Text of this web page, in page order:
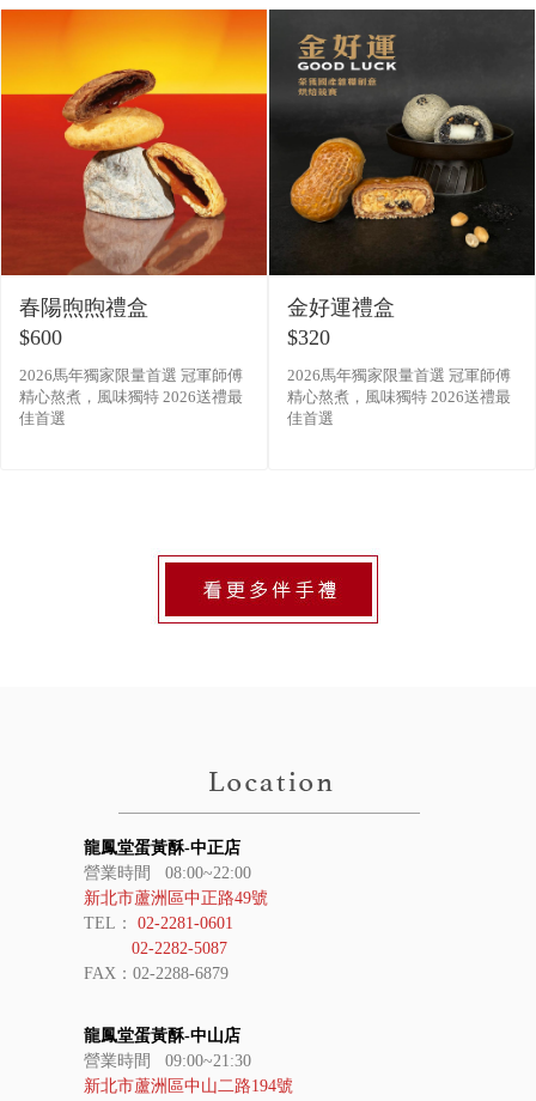
春陽煦煦禮盒
$600
2026馬年獨家限量首選 冠軍師傅
精心熬煮，風味獨特 2026送禮最
佳首選
金好運禮盒
$320
2026馬年獨家限量首選 冠軍師傅
精心熬煮，風味獨特 2026送禮最
佳首選
龍鳳堂蛋黃酥-中正店
營業時間 08:00~22:00
新北市蘆洲區中正路49號
TEL： 02-2281-0601
02-2282-5087
FAX：02-2288-6879
龍鳳堂蛋黃酥-中山店
營業時間 09:00~21:30
新北市蘆洲區中山二路194號